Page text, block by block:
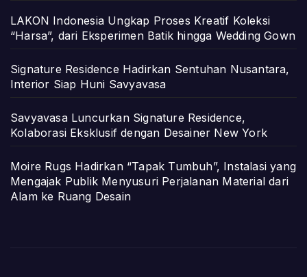
LAKON Indonesia Ungkap Proses Kreatif Koleksi
“Harsa”, dari Eksperimen Batik hingga Wedding Gown
Signature Residence Hadirkan Sentuhan Nusantara,
Interior Siap Huni Savyavasa
Savyavasa Luncurkan Signature Residence,
Kolaborasi Eksklusif dengan Desainer New York
Moire Rugs Hadirkan “Tapak Tumbuh”, Instalasi yang
Mengajak Publik Menyusuri Perjalanan Material dari
Alam ke Ruang Desain